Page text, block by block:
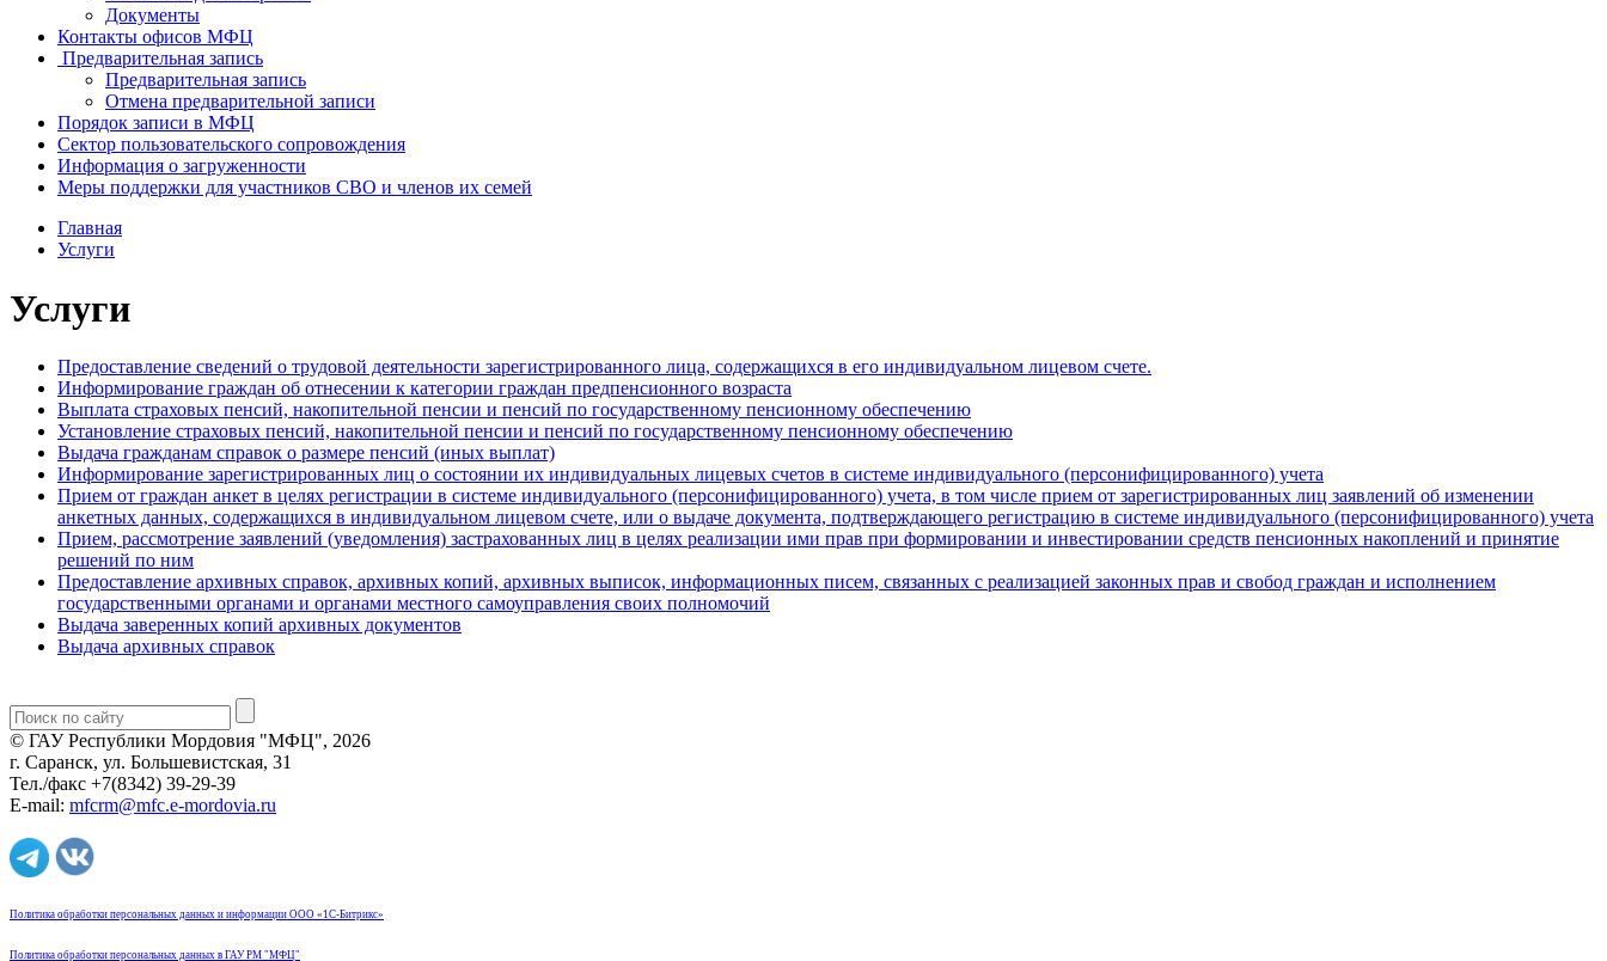
Документы
Контакты офисов МФЦ
Предварительная запись
Предварительная запись
Отмена предварительной записи
Порядок записи в МФЦ
Сектор пользовательского сопровождения
Информация о загруженности
Меры поддержки для участников СВО и членов их семей
Главная
Услуги
Услуги
Предоставление сведений о трудовой деятельности зарегистрированного лица, содержащихся в его индивидуальном лицевом счете.
Информирование граждан об отнесении к категории граждан предпенсионного возраста
Выплата страховых пенсий, накопительной пенсии и пенсий по государственному пенсионному обеспечению
Установление страховых пенсий, накопительной пенсии и пенсий по государственному пенсионному обеспечению
Выдача гражданам справок о размере пенсий (иных выплат)
Информирование зарегистрированных лиц о состоянии их индивидуальных лицевых счетов в системе индивидуального (персонифицированного) учета
Прием от граждан анкет в целях регистрации в системе индивидуального (персонифицированного) учета, в том числе прием от зарегистрированных лиц заявлений об изменении
анкетных данных, содержащихся в индивидуальном лицевом счете, или о выдаче документа, подтверждающего регистрацию в системе индивидуального (персонифицированного) учета
Прием, рассмотрение заявлений (уведомления) застрахованных лиц в целях реализации ими прав при формировании и инвестировании средств пенсионных накоплений и принятие
решений по ним
Предоставление архивных справок, архивных копий, архивных выписок, информационных писем, связанных с реализацией законных прав и свобод граждан и исполнением
государственными органами и органами местного самоуправления своих полномочий
Выдача заверенных копий архивных документов
Выдача архивных справок
© ГАУ Республики Мордовия "МФЦ", 2026
г. Саранск, ул. Большевистская, 31
Тел./факс +7(8342) 39-29-39
E-mail: mfcrm@mfc.e-mordovia.ru
Политика обработки персональных данных и информации ООО «1С-Битрикс»
Политика обработки персональных данных в ГАУ РМ "МФЦ"